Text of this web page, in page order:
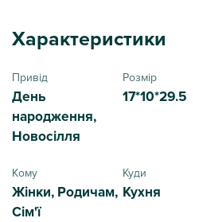
Характеристики
Привід
День
народження,
Новосілля
Розмір
17*10*29.5
Кому
Жінки, Родичам,
Сім'ї
Куди
Кухня